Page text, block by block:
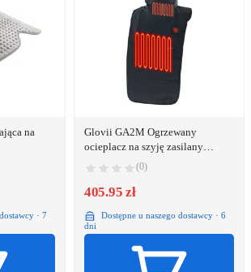
na
· 7
Glovii GA2M Ogrzewany
ocieplacz na szyję zasilany
powerbankiem
(0)
405.95 zł
Dostępne u naszego dostawcy · 6
dni